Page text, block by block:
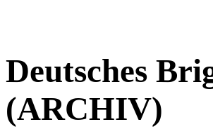
Deutsches
(ARCHIV)